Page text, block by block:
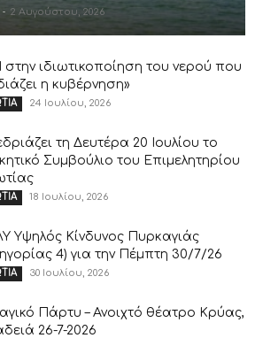
- 2 Αυγούστου, 2026
στην ιδιωτικοποίηση του νερού που
η κυβέρνηση»
24 Ιουλίου, 2026
τη Δευτέρα 20 Ιουλίου το
Συμβούλιο του Επιμελητηρίου
18 Ιουλίου, 2026
Υψηλός Κίνδυνος Πυρκαγιάς
4) για την Πέμπτη 30/7/26
30 Ιουλίου, 2026
Πάρτυ – Ανοιχτό θέατρο Κρύας,
26-7-2026